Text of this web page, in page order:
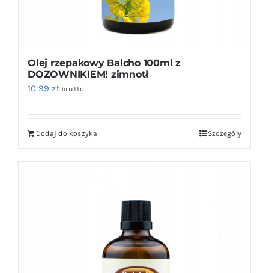
Olej rzepakowy Balcho 100ml z
DOZOWNIKIEM! zimnotł
10.99zł brutto
Dodaj do koszyka Szczegóły